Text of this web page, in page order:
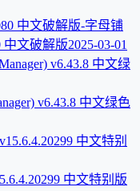
中文破解版2025-03-01
v6.43.8 中文绿色
中文特别版